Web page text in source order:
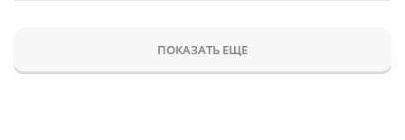
ПОКАЗАТЬ ЕЩЕ